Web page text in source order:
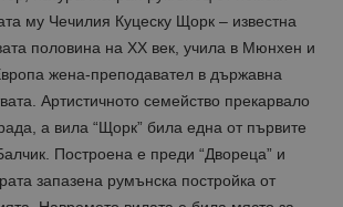
му Чечилия Куцеску Щорк – известна
половина на XX век, учила в Мюнхен и
жена-преподавател в държавна
Артистичното семейство прекарвало
а вила “Щорк” била една от първите
Построена е преди “Двореца” и
запазена румънска постройка от